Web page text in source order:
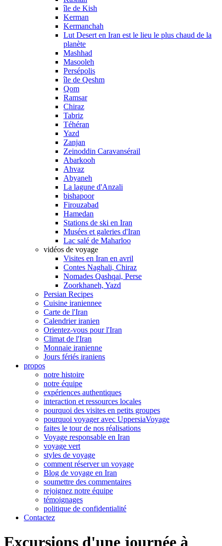
île de Kish
Kerman
Kermanchah
Lut Desert en Iran est le lieu le plus chaud de la
planète
Mashhad
Masooleh
Persépolis
île de Qeshm
Qom
Ramsar
Chiraz
Tabriz
Téhéran
Yazd
Zanjan
Zeinoddin Caravansérail
Abarkooh
Ahvaz
Abyaneh
La lagune d'Anzali
bishapoor
Firouzabad
Hamedan
Stations de ski en Iran
Musées et galeries d'Iran
Lac salé de Maharloo
vidéos de voyage
Visites en Iran en avril
Contes Naghali, Chiraz
Nomades Qashqai, Perse
Zoorkhaneh, Yazd
Persian Recipes
Cuisine iraniennee
Carte de l'Iran
Calendrier iranien
Orientez-vous pour l'Iran
Climat de l'Iran
Monnaie iranienne
Jours fériés iraniens
propos
notre histoire
notre équipe
expériences authentiques
interaction et ressources locales
pourquoi des visites en petits groupes
pourquoi voyager avec UppersiaVoyage
faites le tour de nos réalisations
Voyage responsable en Iran
voyage vert
styles de voyage
comment réserver un voyage
Blog de voyage en Iran
soumettre des commentaires
rejoignez notre équipe
témoignages
politique de confidentialité
Contactez
Excursions d'une journée à